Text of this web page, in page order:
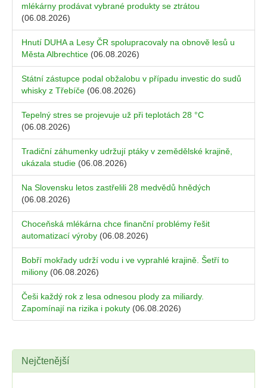
mlékárny prodávat vybrané produkty se ztrátou
(06.08.2026)
Hnutí DUHA a Lesy ČR spolupracovaly na obnově lesů u
Města Albrechtice (06.08.2026)
Státní zástupce podal obžalobu v případu investic do sudů
whisky z Třebíče (06.08.2026)
Tepelný stres se projevuje už při teplotách 28 °C
(06.08.2026)
Tradiční záhumenky udržují ptáky v zemědělské krajině,
ukázala studie (06.08.2026)
Na Slovensku letos zastřelili 28 medvědů hnědých
(06.08.2026)
Choceňská mlékárna chce finanční problémy řešit
automatizací výroby (06.08.2026)
Bobří mokřady udrží vodu i ve vyprahlé krajině. Šetří to
miliony (06.08.2026)
Češi každý rok z lesa odnesou plody za miliardy.
Zapomínají na rizika i pokuty (06.08.2026)
Nejčtenější